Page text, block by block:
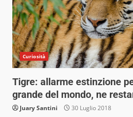
Curiosità
Tigre: allarme estinzione
grande del mondo, ne
Juary Santini 30 Luglio 2018